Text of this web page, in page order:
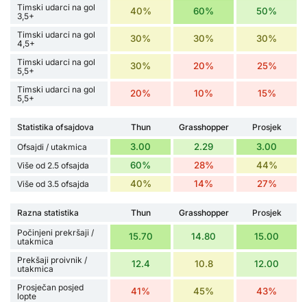
Timski udarci na gol
3,5+
40% 60% 50%
Timski udarci na gol
4,5+
30% 30% 30%
Timski udarci na gol
5,5+
30% 20% 25%
Timski udarci na gol
5,5+
20% 10% 15%
Statistika ofsajdova Thun Grasshopper
Prosjek
Ofsajdi / utakmica
3.00 2.29 3.00
Više od 2.5 ofsajda 60% 28% 44%
Više od 3.5 ofsajda 40% 14% 27%
Razna statistika Thun Grasshopper
Prosjek
Počinjeni prekršaji /
utakmica
15.70 14.80 15.00
Prekšaji proivnik /
utakmica
12.4 10.8 12.00
Prosječan posjed
lopte
41% 45% 43%